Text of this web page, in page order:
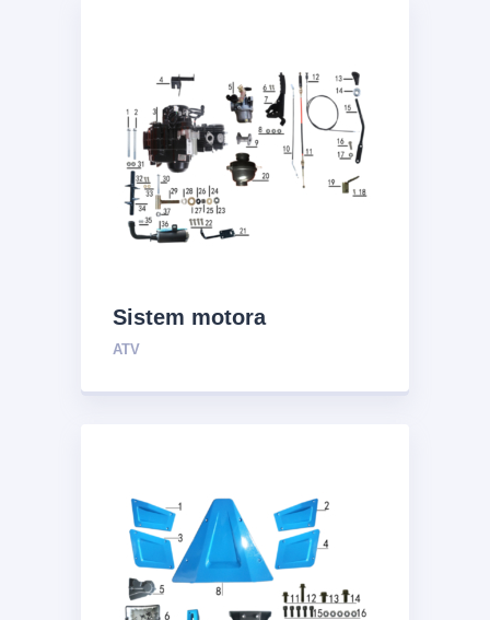
Sistem motora
ATV